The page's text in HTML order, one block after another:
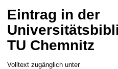
u
f
r
u
e
Eintrag in der
TU Chemnitz
Volltext zugänglich unter